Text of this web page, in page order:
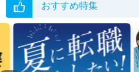
おすすめ特集